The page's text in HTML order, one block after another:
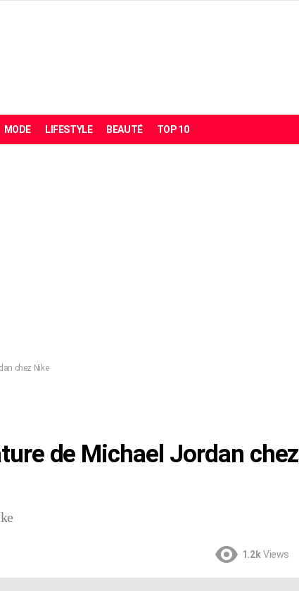
MODE LIFESTYLE BEAUTÉ TOP 10
chez Nike
de Michael Jordan chez
1.2k Views